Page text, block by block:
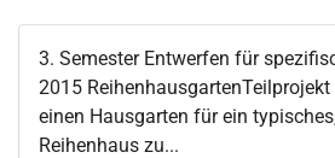
3. Semester Entwerfen für
2015
einen Hausgarten für ein
Reihenhaus zu...